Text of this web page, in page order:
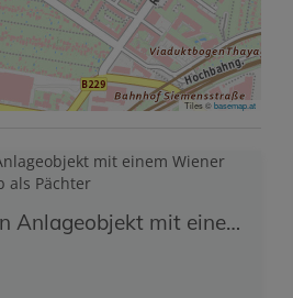
Tiles ©basemap.at
Grinzing: Ein Anlageobjekt mit einem Wiener Traditionsbetrieb als Pächter